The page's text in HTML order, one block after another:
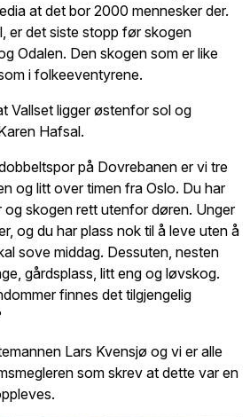
at det bor 2000 mennesker der.
er det siste stopp før skogen
Odalen. Den skogen som er like
i folkeeventyrene.
Vallset ligger østenfor sol og
Hafsal.
på Dovrebanen er vi tre
og litt over timen fra Oslo. Du har
og skogen rett utenfor døren. Unger
og du har plass nok til å leve uten å
sove middag. Dessuten, nesten
gårdsplass, litt eng og løvskog.
finnes det tilgjengelig
Lars Kvensjø og vi er alle
som skrev at dette var en